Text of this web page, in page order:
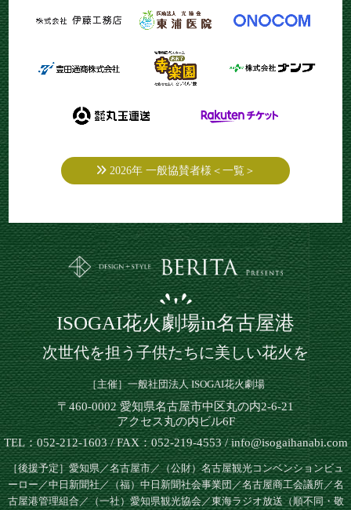
2026年 一般協賛者様＜一覧＞
ISOGAI花火劇場in名古屋港
次世代を担う子供たちに美しい花火を
［主催］一般社団法人 ISOGAI花火劇場
〒460-0002 愛知県名古屋市中区丸の内2-6-21
アクセス丸の内ビル6F
TEL：052-212-1603 / FAX：052-219-4553 / info@isogaihanabi.com
［後援予定］愛知県／名古屋市／（公財）名古屋観光コンベンションビュ
ーロー／中日新聞社／（福）中日新聞社会事業団／名古屋商工会議所／名
古屋港管理組合／（一社）愛知県観光協会／東海ラジオ放送（順不同・敬